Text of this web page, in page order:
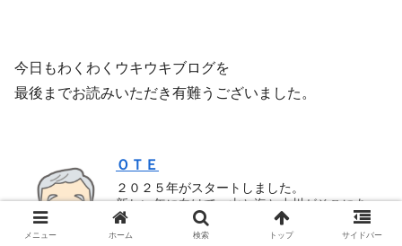
今日もわくわくウキウキブログを
最後までお読みいただき有難うございました。
ＯＴＥ
２０２５年がスタートしました。
新しい年に向けて、山と海と小川がそこにあ
る場所に
私は住むようにして３年になります。
メニュー ホーム 検索 トップ サイドバー